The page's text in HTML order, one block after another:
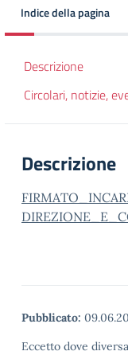
Indice della pagina
Descrizione
Circolari, notizie,
Descrizione
Pubblicato:
Eccetto dove